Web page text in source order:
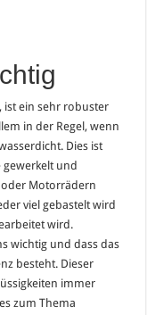
ist ein sehr robuster
in der Regel, wenn
Dies ist
und
Motorrädern
viel gebastelt wird
wird.
wichtig und dass das
besteht. Dieser
immer
zum Thema